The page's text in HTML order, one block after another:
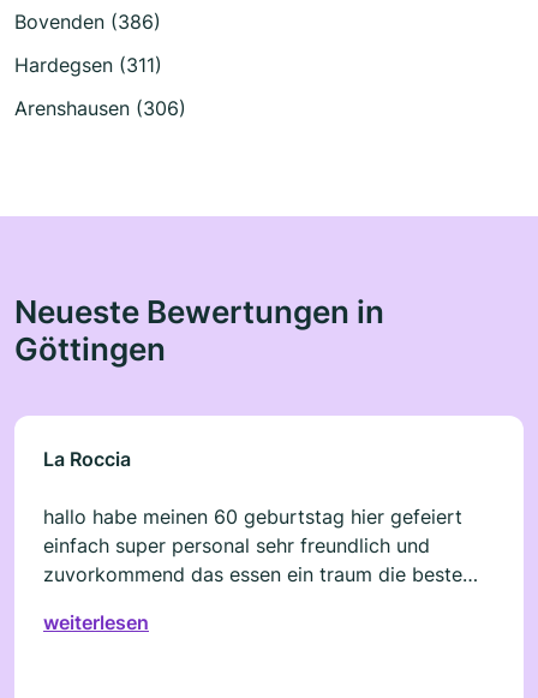
Bovenden (386)
Hardegsen (311)
Arenshausen (306)
Neueste Bewertungen in
Göttingen
La Roccia
hallo habe meinen 60 geburtstag hier gefeiert
einfach super personal sehr freundlich und
zuvorkommend das essen ein traum die beste
so
weiterlesen